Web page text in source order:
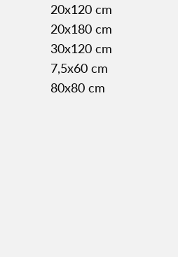
20x120 cm
20x180 cm
30x120 cm
7,5x60 cm
80x80 cm